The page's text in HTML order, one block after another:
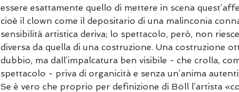
essere esattamente quello di mettere in scena
cioè il clown come il depositario di una malinconia
sensibilità artistica deriva; lo spettacolo, però, non
diversa da quella di una costruzione. Una costruzione
dubbio, ma dall’impalcatura ben visibile - che crolla,
spettacolo - priva di organicità e senza un’anima
Se è vero che proprio per definizione di Böll l’artista